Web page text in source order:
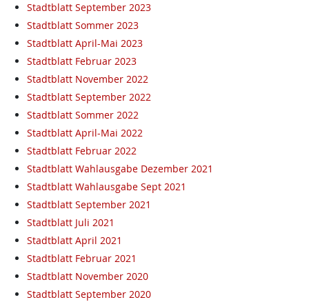
Stadtblatt September 2023
Stadtblatt Sommer 2023
Stadtblatt April-Mai 2023
Stadtblatt Februar 2023
Stadtblatt November 2022
Stadtblatt September 2022
Stadtblatt Sommer 2022
Stadtblatt April-Mai 2022
Stadtblatt Februar 2022
Stadtblatt Wahlausgabe Dezember 2021
Stadtblatt Wahlausgabe Sept 2021
Stadtblatt September 2021
Stadtblatt Juli 2021
Stadtblatt April 2021
Stadtblatt Februar 2021
Stadtblatt November 2020
Stadtblatt September 2020